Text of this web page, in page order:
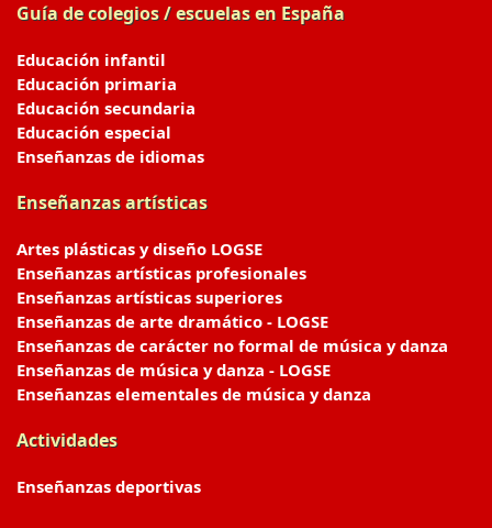
Guía de colegios / escuelas en España
Educación infantil
Educación primaria
Educación secundaria
Educación especial
Enseñanzas de idiomas
Enseñanzas artísticas
Artes plásticas y diseño LOGSE
Enseñanzas artísticas profesionales
Enseñanzas artísticas superiores
Enseñanzas de arte dramático - LOGSE
Enseñanzas de carácter no formal de música y danza
Enseñanzas de música y danza - LOGSE
Enseñanzas elementales de música y danza
Actividades
Enseñanzas deportivas